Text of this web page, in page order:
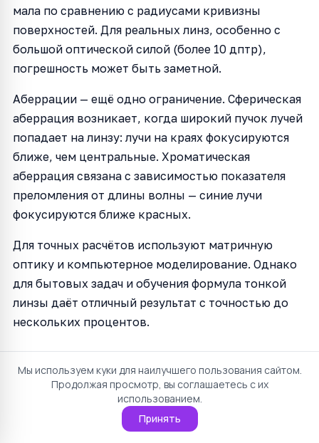
мала по сравнению с радиусами кривизны
поверхностей. Для реальных линз, особенно с
большой оптической силой (более 10 дптр),
погрешность может быть заметной.
Аберрации — ещё одно ограничение. Сферическая
аберрация возникает, когда широкий пучок лучей
попадает на линзу: лучи на краях фокусируются
ближе, чем центральные. Хроматическая
аберрация связана с зависимостью показателя
преломления от длины волны — синие лучи
фокусируются ближе красных.
Для точных расчётов используют матричную
оптику и компьютерное моделирование. Однако
для бытовых задач и обучения формула тонкой
линзы даёт отличный результат с точностью до
нескольких процентов.
Физика калькулятор: как
автоматизировать расчёты
Онлайн-калькуляторы, подобные нашему,
Мы используем куки для наилучшего пользования сайтом.
Продолжая просмотр, вы соглашаетесь с их
использованием.
Принять